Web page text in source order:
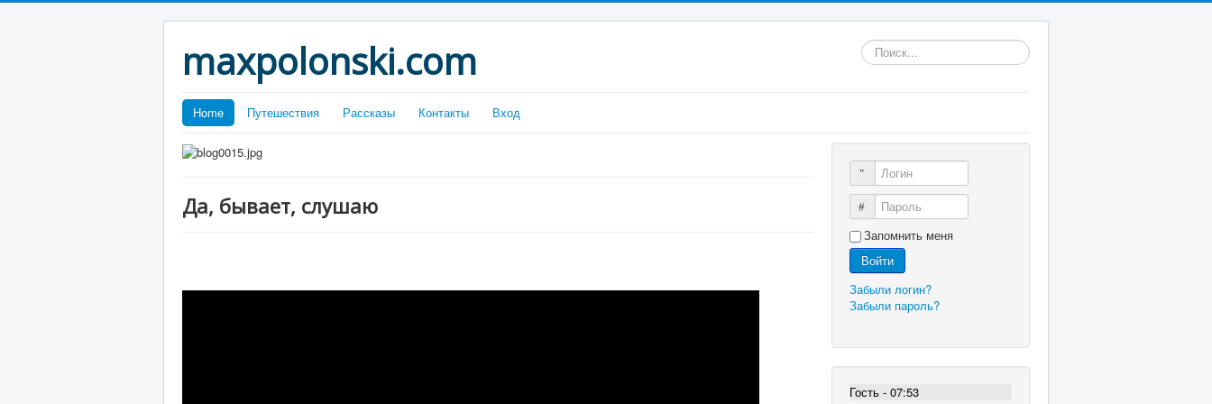
maxpolonski.com Искать...
Home Путешествия Рассказы Контакты Вход
Да, бывает, слушаю
Логин
Пароль
Запомнить меня
Войти
Забыли логин?
Забыли пароль?
Гость - 07:53